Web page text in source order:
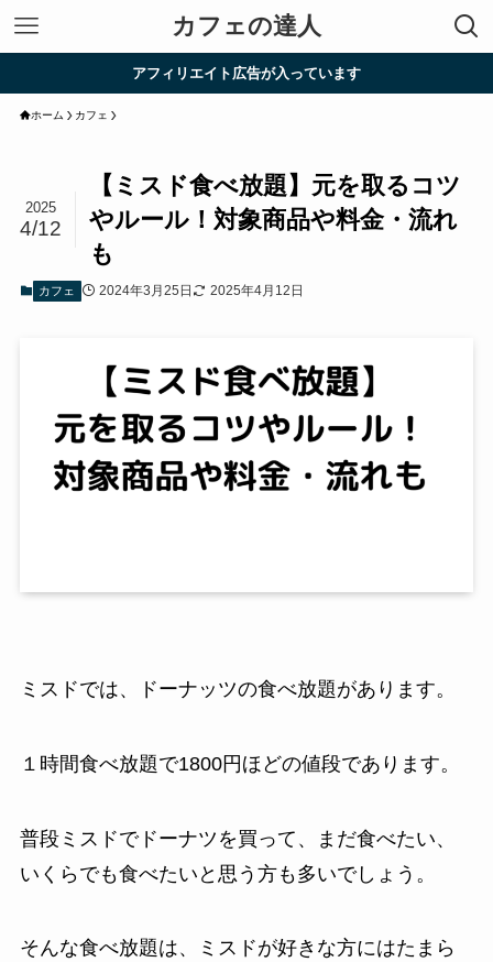
カフェの達人
アフィリエイト広告が入っています
ホーム カフェ
【ミスド食べ放題】元を取るコツ
やルール！対象商品や料金・流れ
も
2025
4/12
カフェ 2024年3月25日 2025年4月12日
ミスドでは、ドーナッツの食べ放題があります。
１時間食べ放題で1800円ほどの値段であります。
普段ミスドでドーナツを買って、まだ食べたい、
いくらでも食べたいと思う方も多いでしょう。
そんな食べ放題は、ミスドが好きな方にはたまら